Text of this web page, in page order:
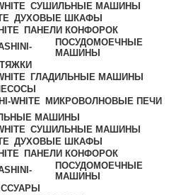
СУШИЛЬНЫЕ МАШИНЫ
ДУХОВЫЕ ШКАФЫ
ПАНЕЛИ КОНФОРОК
ПОСУДОМОЕЧНЫЕ
МАШИНЫ
ГЛАДИЛЬНЫЕ МАШИНЫ
МИКРОВОЛНОВЫЕ ПЕЧИ
МАШИНЫ
СУШИЛЬНЫЕ МАШИНЫ
ДУХОВЫЕ ШКАФЫ
ПАНЕЛИ КОНФОРОК
ПОСУДОМОЕЧНЫЕ
МАШИНЫ